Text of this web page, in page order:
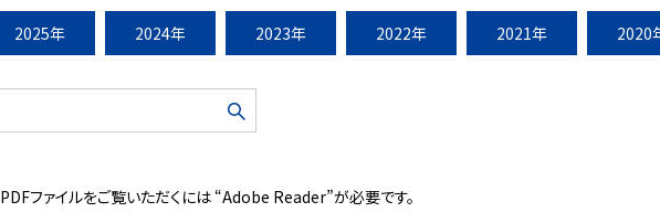
2025年 2024年 2023年 2022年 2021年 2020
PDFファイルをご覧いただくには “Adobe Reader”が必要です。